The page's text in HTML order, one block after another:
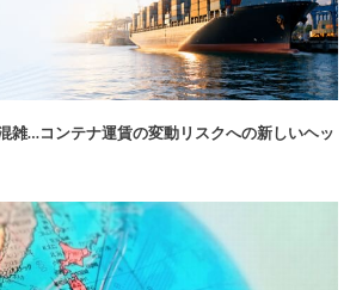
雑…コンテナ運賃の変動リスクへの新しいヘッ